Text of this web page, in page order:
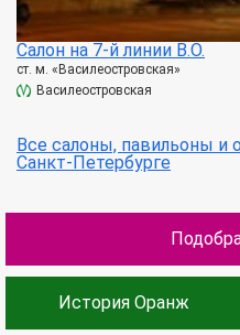
Салон на 7-й линии В.О.
ст. м. «Василеостровская»
Василеостровская
Все салоны, павильоны
Санкт-Петербурге
История Оранж